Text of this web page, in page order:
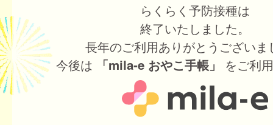
らくらく予防接種は
終了いたしました。
長年のご利用ありがとうございま
今後は
「mila-e おやこ手帳」 をご利